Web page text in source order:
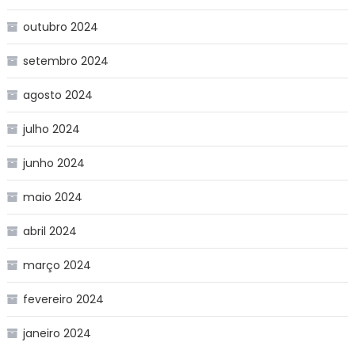
outubro 2024
setembro 2024
agosto 2024
julho 2024
junho 2024
maio 2024
abril 2024
março 2024
fevereiro 2024
janeiro 2024